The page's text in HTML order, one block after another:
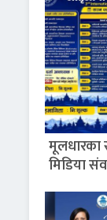
मूलधारका
मिडिया